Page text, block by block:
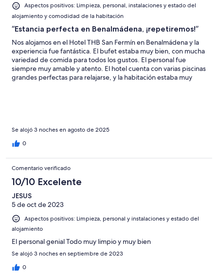
Aspectos positivos: Limpieza, personal, instalaciones y estado del
alojamiento y comodidad de la habitación
“Estancia perfecta en Benalmádena, ¡repetiremos!”
Nos alojamos en el Hotel THB San Fermín en Benalmádena y la
experiencia fue fantástica. El bufet estaba muy bien, con mucha
variedad de comida para todos los gustos. El personal fue
siempre muy amable y atento. El hotel cuenta con varias piscinas
grandes perfectas para relajarse, y la habitación estaba muy
Se alojó 3 noches en agosto de 2025
0
Comentario verificado
10/10 Excelente
JESUS
5 de oct de 2023
Aspectos positivos: Limpieza, personal y instalaciones y estado del
alojamiento
El personal genial Todo muy limpio y muy bien
Se alojó 3 noches en septiembre de 2023
0